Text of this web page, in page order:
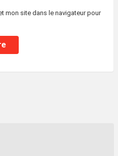
mon site dans le navigateur pour